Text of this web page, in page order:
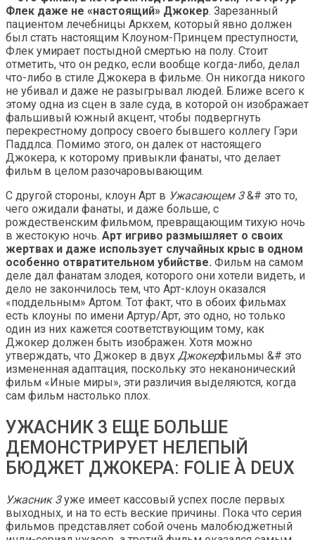
Флек даже не «настоящий» Джокер. Зарезанный
пациентом лечебницы Аркхем, который явно должен
был стать настоящим Клоуном-Принцем преступности,
Флек умирает постыдной смертью на полу. Стоит
отметить, что он редко, если вообще когда-либо, делал
что-либо в стиле Джокера в фильме. Он никогда никого
не убивал и даже не разыгрывал людей. Ближе всего к
этому одна из сцен в зале суда, в которой он изображает
фальшивый южный акцент, чтобы подвергнуть
перекрестному допросу своего бывшего коллегу Гэри
Паддлса. Помимо этого, он далек от настоящего
Джокера, к которому привыкли фанаты, что делает
фильм в целом разочаровывающим.
С другой стороны, клоун Арт в Ужасающем 3&# это то,
чего ожидали фанаты, и даже больше, с
рождественским фильмом, превращающим тихую ночь
в жестокую ночь. Арт игриво размышляет о своих
жертвах и даже использует случайных крыс в одном
особенно отвратительном убийстве. Фильм на самом
деле дал фанатам злодея, которого они хотели видеть, и
дело не закончилось тем, что Арт-клоун оказался
«поддельным» Артом. Тот факт, что в обоих фильмах
есть клоуны по имени Артур/Арт, это одно, но только
один из них кажется соответствующим тому, как
Джокер должен быть изображен. Хотя можно
утверждать, что Джокер в двух Джокерфильмы &# это
измененная адаптация, поскольку это неканонический
фильм «Иные миры», эти различия выделяются, когда
сам фильм настолько плох.
УЖАСНИК 3 ЕЩЕ БОЛЬШЕ
ДЕМОНСТРИРУЕТ НЕЛЕПЫЙ
БЮДЖЕТ ДЖОКЕРА: FOLIE À DEUX
Ужасник 3уже имеет кассовый успех после первых
выходных, и на то есть веские причины. Пока что серия
фильмов представляет собой очень малобюджетный